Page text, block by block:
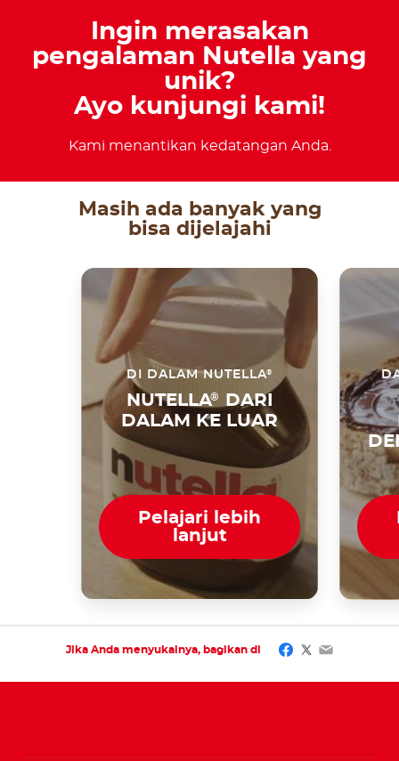
Ingin merasakan
pengalaman Nutella yang
unik?
Ayo kunjungi kami!
Kami menantikan kedatangan Anda.
Masih ada banyak yang
bisa dijelajahi
DI DALAM NUTELLA®
NUTELLA®
DARI
DALAM KE LUAR
Pelajari lebih
lanjut
Jika Anda menyukainya, bagikan di Facebook
Twitter
Email